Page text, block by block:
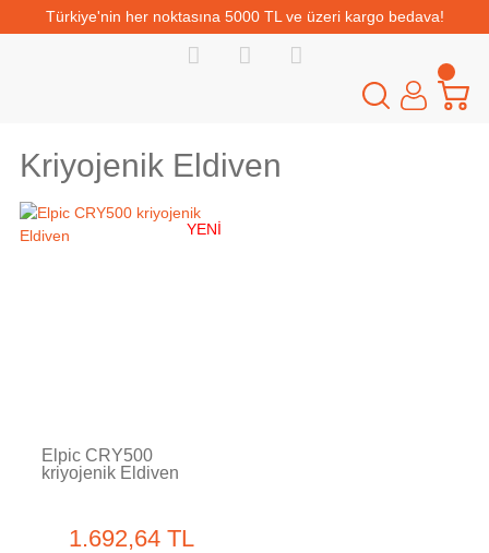
Türkiye'nin her noktasına 5000 TL ve üzeri kargo bedava!
Kriyojenik Eldiven
YENİ
Elpic CRY500
kriyojenik Eldiven
1.692,64 TL